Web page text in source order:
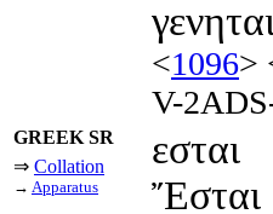
<1096>
V-
GREEK SR
⇒ Collation
→ Apparatus
εσται
Ἔσται